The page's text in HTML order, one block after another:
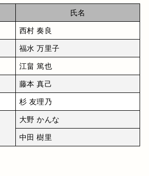
氏名
西村 奏良
福水 万里子
江畠 篤也
藤本 真己
杉 友理乃
大野 かんな
中田 樹里